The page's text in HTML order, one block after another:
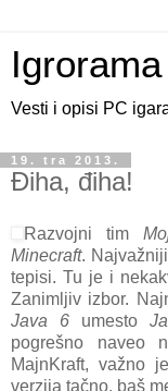
Igrorama
Vesti i opisi PC
19. tra 2013.
Điha, điha!
Razvojni tim
Minecraft.
tepisi. Tu je i
Zanimljiv izbor.
Java 6umesto
pogrešno naveo
MajnKraft, važno
verzija tačno, baš